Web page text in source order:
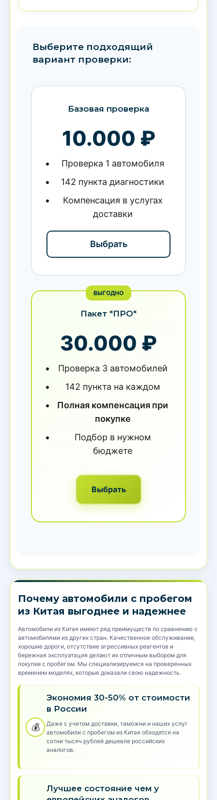
Выберите подходящий
вариант проверки:
Базовая проверка
10.000 ₽
Проверка 1 автомобиля
142 пункта диагностики
Компенсация в услугах
доставки
Выбрать
ВЫГОДНО
Пакет "ПРО"
30.000 ₽
Проверка 3 автомобилей
142 пункта на каждом
Полная компенсация при
покупке
Подбор в нужном
бюджете
Выбрать
Почему автомобили с пробегом
из Китая выгоднее и надежнее
Автомобили из Китая имеют ряд преимуществ по сравнению с
автомобилями из других стран. Качественное обслуживание,
хорошие дороги, отсутствие агрессивных реагентов и
бережная эксплуатация делают их отличным выбором для
покупки с пробегом. Мы специализируемся на проверенных
временем моделях, которые доказали свою надежность.
💰
Экономия 30-50% от стоимости
в России
Даже с учетом доставки, таможни и наших услуг
автомобили с пробегом из Китая обходятся на
сотни тысяч рублей дешевле российских
аналогов.
Лучшее состояние чем у